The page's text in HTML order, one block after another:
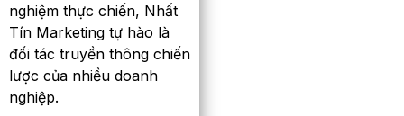
nghiệm thực chiến, Nhất
Tín Marketing tự hào là
đối tác truyền thông chiến
lược của nhiều doanh
nghiệp.